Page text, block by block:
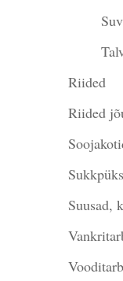
Riided
Riided
Suusad,